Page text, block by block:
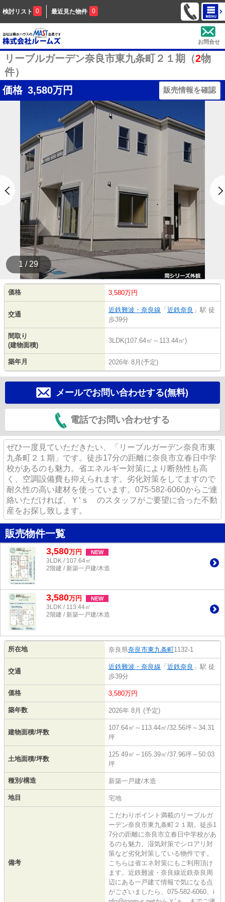
検討リスト 0 最近見た物件 0
お問合せ
リーブルガーデン奈良市東九条町２１期（2物
件）
価格 3,580万円 販売情報を確認
1 / 29
価格 3,580万円
交通
近鉄難波・奈良線 「 近鉄奈良 」駅 徒
歩39分
間取り
(建物面積)
3LDK(107.64㎡～113.44㎡)
築年月 2026年 8月(予定)
メールでお問い合わせする(無料)
電話でお問い合わせする
ぜひ一度見ていただきたい、「リーブルガーデン奈良市東
九条町２１期」です。徒歩17分の距離に奈良市立春日中学
校があるのも魅力。省エネルギー対策により断熱性も高
く、空調設備費も抑えられます。劣化対策をしてますので
耐久性の高い建材を使っています。075-582-6060からご連
絡いただければ、Ｙ‘ｓ のスタッフがご要望に合った不動
産をお探し致します。
販売物件一覧
3,580万円 NEW
3LDK / 107.64㎡
2階建 / 新築一戸建/木造
3,580万円 NEW
3LDK / 113.44㎡
2階建 / 新築一戸建/木造
所在地 奈良県奈良市東九条町1132-1
交通
近鉄難波・奈良線 「 近鉄奈良 」駅 徒
歩39分
価格 3,580万円
築年数 2026年 8月 (予定)
建物面積/坪数
107.64㎡～113.44㎡/32.56坪～34.31
坪
土地面積/坪数
125.49㎡～165.39㎡/37.96坪～50.03
坪
種別/構造 新築一戸建/木造
地目 宅地
備考
こだわりポイント満載のリーブルガ
ーデン奈良市東九条町２１期。徒歩1
7分の距離に奈良市立春日中学校があ
るのも魅力。湿気対策でシロアリ対
策など劣化対策している物件です。
こちらは省エネ対策にもご利用頂け
ます。近鉄難波・奈良線近鉄奈良周
辺にある一戸建て情報で気になる点
がございましたら、075-582-6060、i